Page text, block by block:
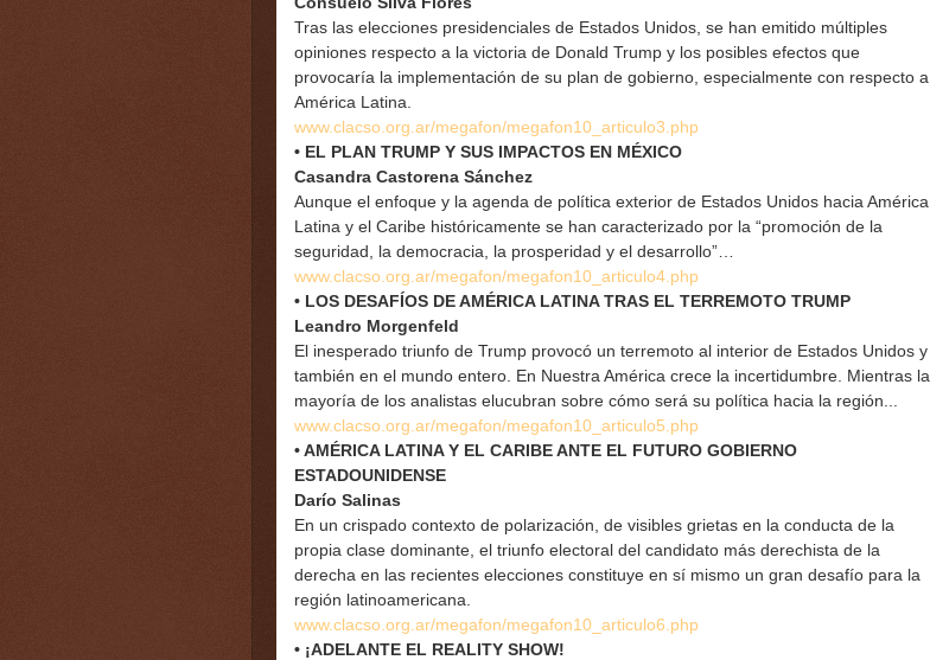
Tras las elecciones presidenciales de Estados Unidos, se han emitido múltiples
opiniones respecto a la victoria de Donald Trump y los posibles efectos que
provocaría la implementación de su plan de gobierno, especialmente con respecto a
América Latina.
www.clacso.org.ar/megafon/megafon10_articulo3.php
• EL PLAN TRUMP Y SUS IMPACTOS EN MÉXICO
Casandra Castorena Sánchez
Aunque el enfoque y la agenda de política exterior de Estados Unidos hacia América
Latina y el Caribe históricamente se han caracterizado por la “promoción de la
seguridad, la democracia, la prosperidad y el desarrollo”…
www.clacso.org.ar/megafon/megafon10_articulo4.php
• LOS DESAFÍOS DE AMÉRICA LATINA TRAS EL TERREMOTO TRUMP
Leandro Morgenfeld
El inesperado triunfo de Trump provocó un terremoto al interior de Estados Unidos y
también en el mundo entero. En Nuestra América crece la incertidumbre. Mientras la
mayoría de los analistas elucubran sobre cómo será su política hacia la región...
www.clacso.org.ar/megafon/megafon10_articulo5.php
• AMÉRICA LATINA Y EL CARIBE ANTE EL FUTURO GOBIERNO
ESTADOUNIDENSE
Darío Salinas
En un crispado contexto de polarización, de visibles grietas en la conducta de la
propia clase dominante, el triunfo electoral del candidato más derechista de la
derecha en las recientes elecciones constituye en sí mismo un gran desafío para la
región latinoamericana.
www.clacso.org.ar/megafon/megafon10_articulo6.php
• ¡ADELANTE EL REALITY SHOW!